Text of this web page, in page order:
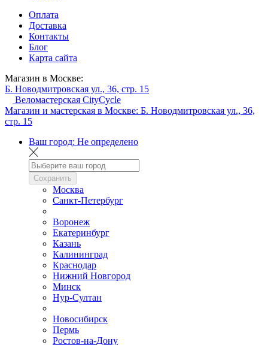
Оплата
Доставка
Контакты
Блог
Карта сайта
Магазин в Москве:
Б. Новодмитровская ул., 36, стр. 15
Веломастерская CityCycle
Магазин и мастерская в Москве: Б. Новодмитровская ул., 36,
стр. 15
Ваш город: Не определено
Сохранить
Москва
Санкт-Петербург
Воронеж
Екатеринбург
Казань
Калининград
Краснодар
Нижний Новгород
Минск
Нур-Султан
Новосибирск
Пермь
Ростов-на-Дону